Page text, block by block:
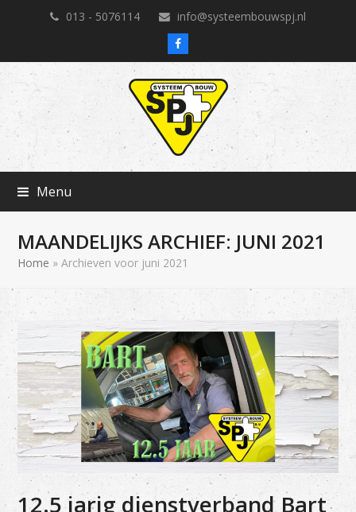
013 - 5076114 info@systeembouwspj.nl
Facebook
Menu
MAANDELIJKS ARCHIEF: JUNI 2021
Home »Archieven voor juni 2021
12.5 jarig dienstverband Bart